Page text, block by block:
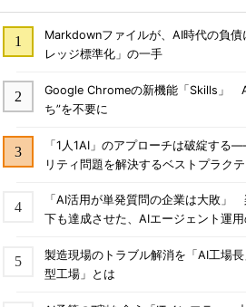
Markdownファイルが、AI時代の負
レッジ標準化」の一手
Google Chromeの新機能「Skills」
ち”を不要に
「1人1AI」のアプローチは破綻する
リティ問題を解決するベストプラク
「AI活用が単発質問の企業は大敗
下も達成させた、AIエージェント運
製造現場のトラブル解消を「AI工場
型工場」とは